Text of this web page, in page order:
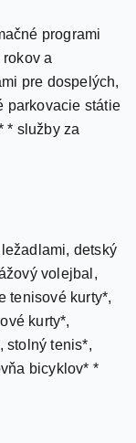
pre dospelých,
státie
* služby za
detský
tenisové kurty*,
kurty*,
stolný tenis*,
bicyklov* *